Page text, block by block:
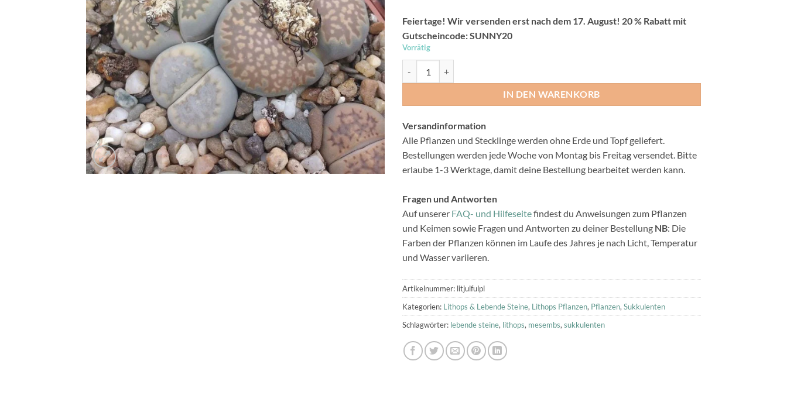
Feiertage! Wir versenden erst nach dem 17. August! 20 % Rabatt mit
Gutscheincode: SUNNY20
Vorrätig
IN DEN WARENKORB
Versandinformation
Alle Pflanzen und Stecklinge werden ohne Erde und Topf geliefert.
Bestellungen werden jede Woche von Montag bis Freitag versendet. Bitte
erlaube 1-3 Werktage, damit deine Bestellung bearbeitet werden kann.
Fragen und Antworten
Auf unserer FAQ- und Hilfeseitefindest du Anweisungen zum Pflanzen
und Keimen sowie Fragen und Antworten zu deiner Bestellung NB: Die
Farben der Pflanzen können im Laufe des Jahres je nach Licht, Temperatur
und Wasser variieren.
Artikelnummer: litjulfulpl
Kategorien: Lithops & Lebende Steine, Lithops Pflanzen, Pflanzen, Sukkulenten
Schlagwörter: lebende steine, lithops, mesembs, sukkulenten